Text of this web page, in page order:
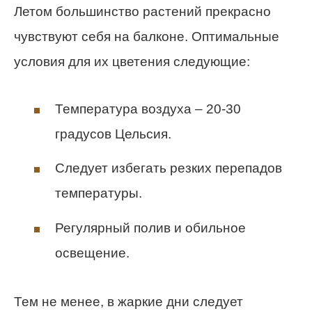
Летом большинство растений прекрасно
чувствуют себя на балконе. Оптимальные
условия для их цветения следующие:
Температура воздуха – 20-30
градусов Цельсия.
Следует избегать резких перепадов
температуры.
Регулярный полив и обильное
освещение.
Тем не менее, в жаркие дни следует